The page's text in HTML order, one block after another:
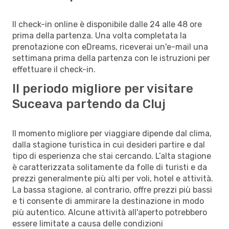
Il check-in online è disponibile dalle 24 alle 48 ore
prima della partenza. Una volta completata la
prenotazione con eDreams, riceverai un'e-mail una
settimana prima della partenza con le istruzioni per
effettuare il check-in.
Il periodo migliore per visitare
Suceava partendo da Cluj
Il momento migliore per viaggiare dipende dal clima,
dalla stagione turistica in cui desideri partire e dal
tipo di esperienza che stai cercando. L’alta stagione
è caratterizzata solitamente da folle di turisti e da
prezzi generalmente più alti per voli, hotel e attività.
La bassa stagione, al contrario, offre prezzi più bassi
e ti consente di ammirare la destinazione in modo
più autentico. Alcune attività all'aperto potrebbero
essere limitate a causa delle condizioni